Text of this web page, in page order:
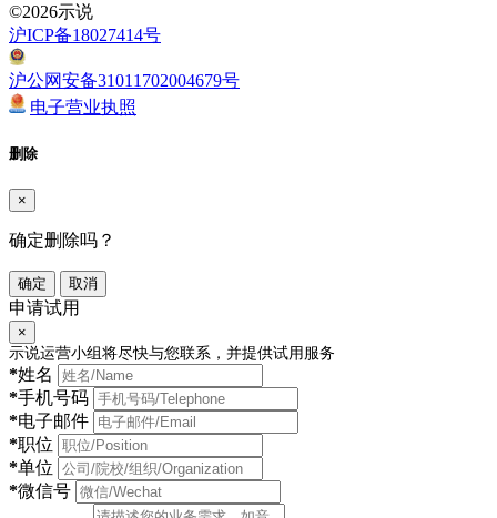
©2026示说
沪ICP备18027414号
沪公网安备31011702004679号
电子营业执照
删除
×
确定删除吗？
确定 取消
申请试用
×
示说运营小组将尽快与您联系，并提供试用服务
*姓名
*手机号码
*电子邮件
*职位
*单位
*微信号